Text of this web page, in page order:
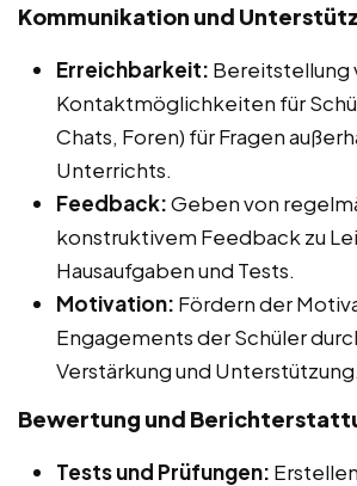
Kommunikation und
Erreichbarkeit: Bereitstellung
Kontaktmöglichkeiten für
Chats, Foren) für Fragen
Unterrichts.
Feedback:Geben von
konstruktivem Feedback zu
Hausaufgaben und Tests.
Motivation: Fördern der
Engagements der Schüler
Verstärkung und Unterstützung.
Bewertung und
Tests und Prüfungen: